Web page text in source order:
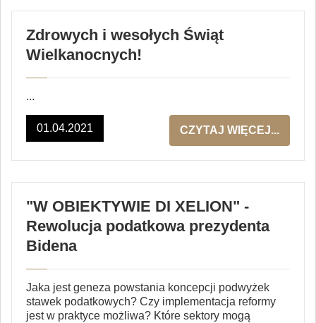
Zdrowych i wesołych Świąt
Wielkanocnych!
...
01.04.2021 CZYTAJ WIĘCEJ...
"W OBIEKTYWIE DI XELION" -
Rewolucja podatkowa prezydenta
Bidena
Jaka jest geneza powstania koncepcji podwyżek
stawek podatkowych? Czy implementacja reformy
jest w praktyce możliwa? Które sektory mogą